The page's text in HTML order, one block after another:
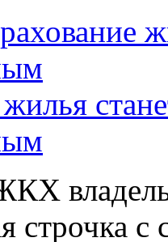
строчка